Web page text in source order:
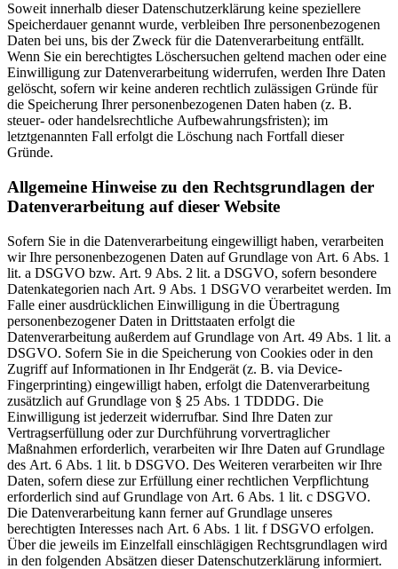
Soweit innerhalb dieser Datenschutzerklärung keine speziellere
Speicherdauer genannt wurde, verbleiben Ihre personenbezogenen
Daten bei uns, bis der Zweck für die Datenverarbeitung entfällt.
Wenn Sie ein berechtigtes Löschersuchen geltend machen oder eine
Einwilligung zur Datenverarbeitung widerrufen, werden Ihre Daten
gelöscht, sofern wir keine anderen rechtlich zulässigen Gründe für
die Speicherung Ihrer personenbezogenen Daten haben (z. B.
steuer- oder handelsrechtliche Aufbewahrungsfristen); im
letztgenannten Fall erfolgt die Löschung nach Fortfall dieser
Gründe.
Allgemeine Hinweise zu den Rechtsgrundlagen der
Datenverarbeitung auf dieser Website
Sofern Sie in die Datenverarbeitung eingewilligt haben, verarbeiten
wir Ihre personenbezogenen Daten auf Grundlage von Art. 6 Abs. 1
lit. a DSGVO bzw. Art. 9 Abs. 2 lit. a DSGVO, sofern besondere
Datenkategorien nach Art. 9 Abs. 1 DSGVO verarbeitet werden. Im
Falle einer ausdrücklichen Einwilligung in die Übertragung
personenbezogener Daten in Drittstaaten erfolgt die
Datenverarbeitung außerdem auf Grundlage von Art. 49 Abs. 1 lit. a
DSGVO. Sofern Sie in die Speicherung von Cookies oder in den
Zugriff auf Informationen in Ihr Endgerät (z. B. via Device-
Fingerprinting) eingewilligt haben, erfolgt die Datenverarbeitung
zusätzlich auf Grundlage von § 25 Abs. 1 TDDDG. Die
Einwilligung ist jederzeit widerrufbar. Sind Ihre Daten zur
Vertragserfüllung oder zur Durchführung vorvertraglicher
Maßnahmen erforderlich, verarbeiten wir Ihre Daten auf Grundlage
des Art. 6 Abs. 1 lit. b DSGVO. Des Weiteren verarbeiten wir Ihre
Daten, sofern diese zur Erfüllung einer rechtlichen Verpflichtung
erforderlich sind auf Grundlage von Art. 6 Abs. 1 lit. c DSGVO.
Die Datenverarbeitung kann ferner auf Grundlage unseres
berechtigten Interesses nach Art. 6 Abs. 1 lit. f DSGVO erfolgen.
Über die jeweils im Einzelfall einschlägigen Rechtsgrundlagen wird
in den folgenden Absätzen dieser Datenschutzerklärung informiert.